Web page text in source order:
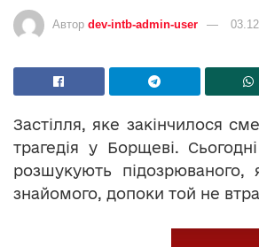
Автор dev-intb-admin-user
Застілля, яке закінчилося
трагедія у Борщеві.
розшукують підозрюваного,
знайомого, допоки той не